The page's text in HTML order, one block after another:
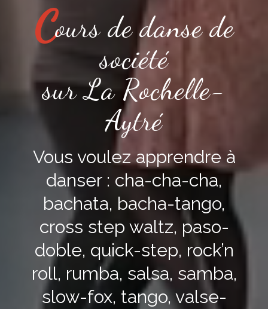
Cours de danse de
société
sur La Rochelle-
Aytré
Vous voulez apprendre à
danser : cha-cha-cha,
bachata, bacha-tango,
cross step waltz, paso-
doble, quick-step, rock’n
roll, rumba, salsa, samba,
slow-fox, tango, valse-